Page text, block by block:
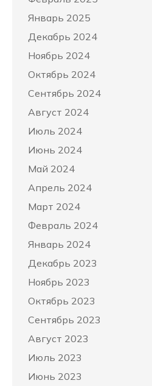
Январь 2025
Декабрь 2024
Ноябрь 2024
Октябрь 2024
Сентябрь 2024
Август 2024
Июль 2024
Июнь 2024
Май 2024
Апрель 2024
Март 2024
Февраль 2024
Январь 2024
Декабрь 2023
Ноябрь 2023
Октябрь 2023
Сентябрь 2023
Август 2023
Июль 2023
Июнь 2023